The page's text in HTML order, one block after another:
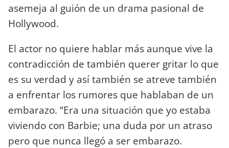
asemeja al guión de un drama pasional de
Hollywood.
El actor no quiere hablar más aunque vive la
contradicción de también querer gritar lo que
es su verdad y así también se atreve también
a enfrentar los rumores que hablaban de un
embarazo. “Era una situación que yo estaba
viviendo con Barbie; una duda por un atraso
pero que nunca llegó a ser embarazo.